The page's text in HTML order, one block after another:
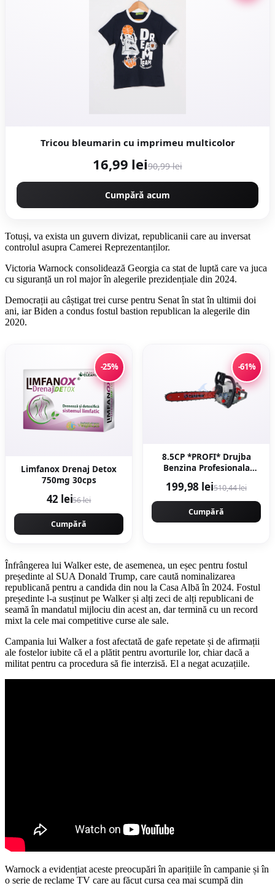
Tricou bleumarin cu imprimeu multicolor
16,99 lei90,99 lei
Cumpără acum
Totuși, va exista un guvern divizat, republicanii care au inversat
controlul asupra Camerei Reprezentanților.
Victoria Warnock consolidează Georgia ca stat de luptă care va juca
cu siguranță un rol major în alegerile prezidențiale din 2024.
Democrații au câștigat trei curse pentru Senat în stat în ultimii doi
ani, iar Biden a condus fostul bastion republican la alegerile din
2020.
-25%
Limfanox Drenaj Detox
750mg 30cps
42 lei56 lei
Cumpără
-61%
8.5CP *PROFI* Drujba
Benzina Profesionala
9000rpm, 40cm, Easy-
Start NEXT Generation,
Motoyama Japan
CMP1312
199,98 lei510,44 lei
Cumpără
Înfrângerea lui Walker este, de asemenea, un eșec pentru fostul
președinte al SUA Donald Trump, care caută nominalizarea
republicană pentru a candida din nou la Casa Albă în 2024. Fostul
președinte l-a susținut pe Walker și alți zeci de alți republicani de
seamă în mandatul mijlociu din acest an, dar termină cu un record
mixt la cele mai competitive curse ale sale.
Campania lui Walker a fost afectată de gafe repetate și de afirmații
ale fostelor iubite că el a plătit pentru avorturile lor, chiar dacă a
militat pentru ca procedura să fie interzisă. El a negat acuzațiile.
Warnock a evidențiat aceste preocupări în aparițiile în campanie și în
o serie de reclame TV care au făcut cursa cea mai scumpă din